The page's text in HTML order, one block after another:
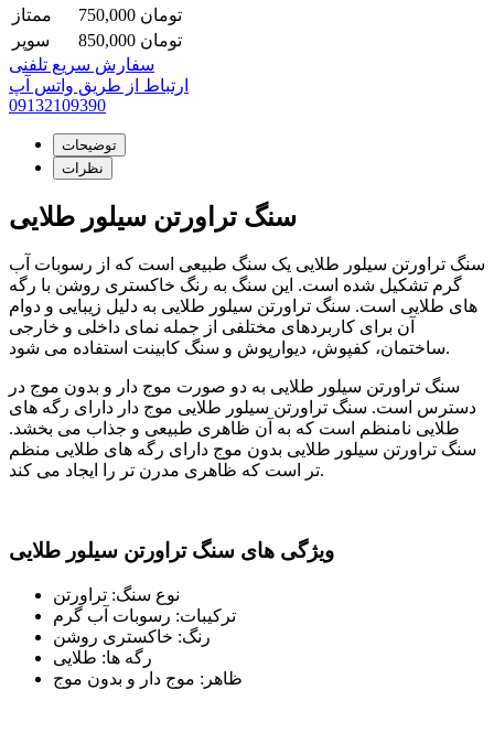
ممتاز
750,000 تومان
سوپر
850,000 تومان
سفارش سریع تلفنی
ارتباط از طریق واتس آپ
09132109390
توضیحات
نظرات
سنگ تراورتن سیلور طلایی
سنگ تراورتن سیلور طلایی یک سنگ طبیعی است که از رسوبات آب
گرم تشکیل شده است. این سنگ به رنگ خاکستری روشن با رگه
های طلایی است. سنگ تراورتن سیلور طلایی به دلیل زیبایی و دوام
آن برای کاربردهای مختلفی از جمله نمای داخلی و خارجی
ساختمان، کفپوش، دیوارپوش و سنگ کابینت استفاده می شود.
سنگ تراورتن سیلور طلایی به دو صورت موج دار و بدون موج در
دسترس است. سنگ تراورتن سیلور طلایی موج دار دارای رگه های
طلایی نامنظم است که به آن ظاهری طبیعی و جذاب می بخشد.
سنگ تراورتن سیلور طلایی بدون موج دارای رگه های طلایی منظم
تر است که ظاهری مدرن تر را ایجاد می کند.
ویژگی های سنگ تراورتن سیلور طلایی
نوع سنگ: تراورتن
ترکیبات: رسوبات آب گرم
رنگ: خاکستری روشن
رگه ها: طلایی
ظاهر: موج دار و بدون موج